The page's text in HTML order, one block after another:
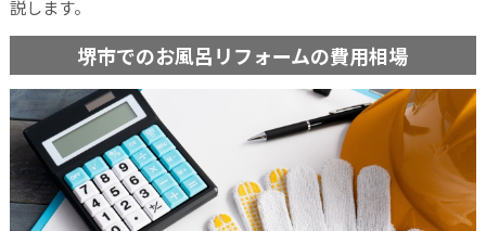
説します。
堺市でのお風呂リフォームの費用相場